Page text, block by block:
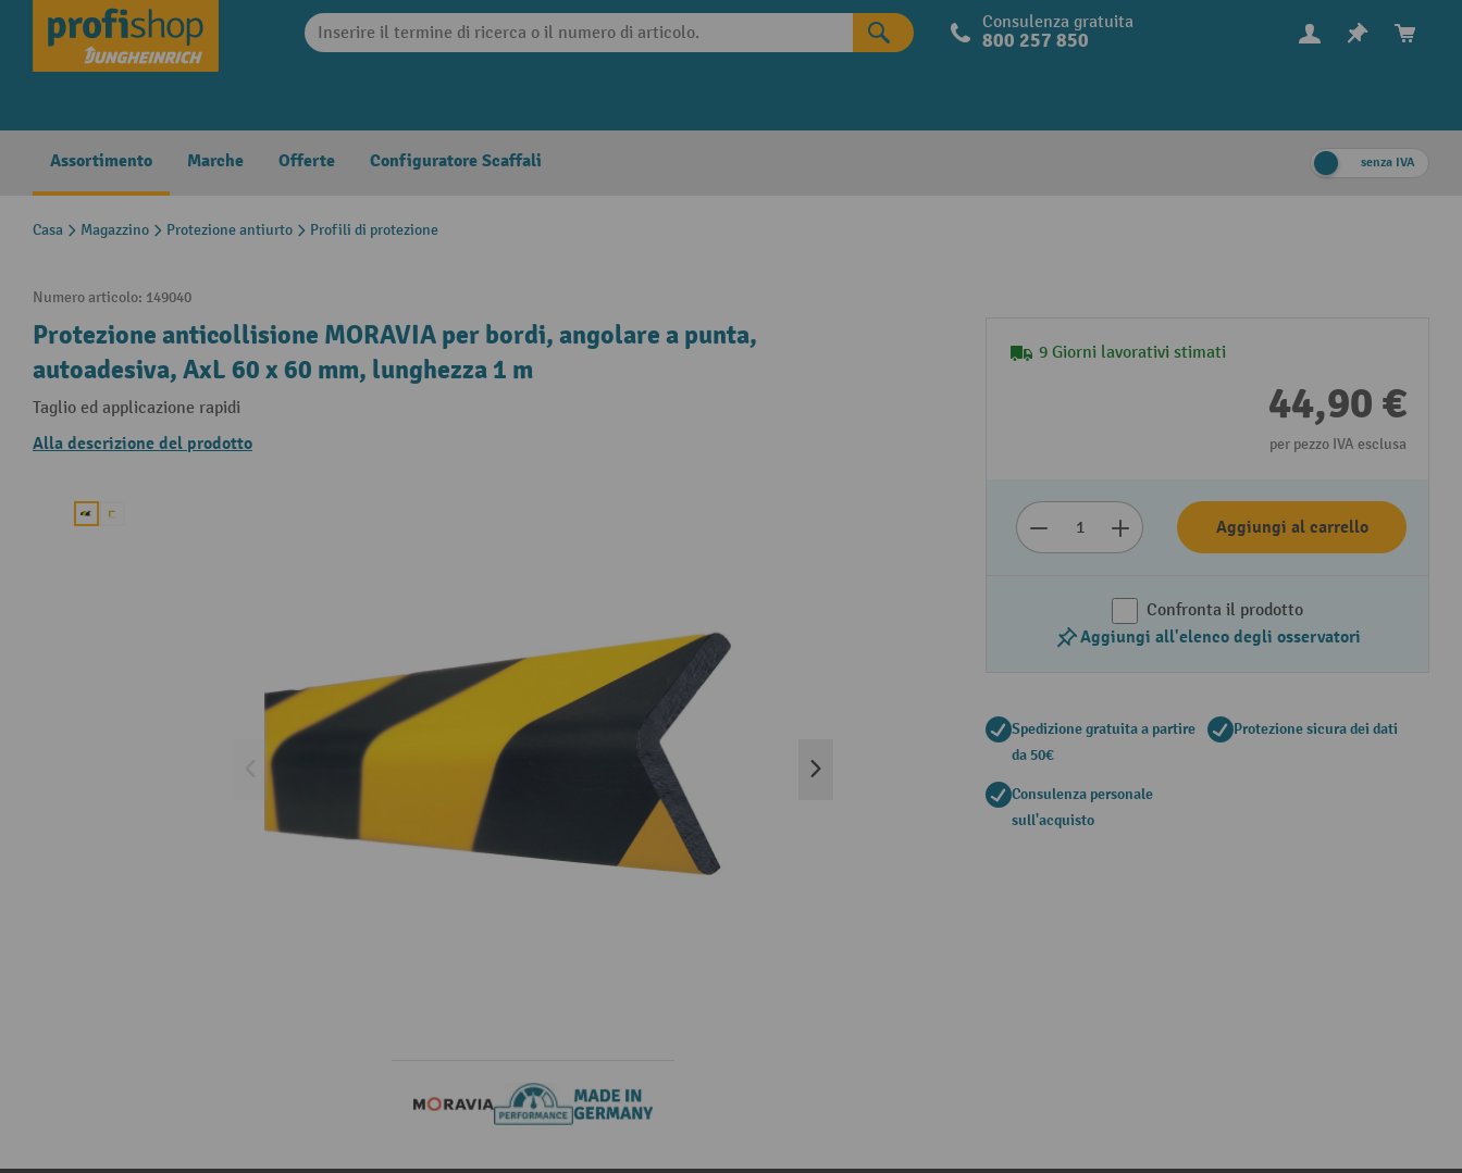
Skip to main navigation Consulenza gratuita
800 257 850
Assortimento Marche Offerte Configuratore Scaffali senza IVA
Casa Magazzino Protezione antiurto Profili di protezione
Numero articolo: 149040
Protezione anticollisione MORAVIA per bordi, angolare a punta,
autoadesiva, AxL 60 x 60 mm, lunghezza 1 m
Taglio ed applicazione rapidi
Alla descrizione del prodotto
9 Giorni lavorativi stimati
44,90 €
per pezzo IVA esclusa
Aggiungi al carrello
Confronta il prodotto
Aggiungi all'elenco degli osservatori
Spedizione gratuita a partire
da 50€
Protezione sicura dei dati
Consulenza personale
sull'acquisto